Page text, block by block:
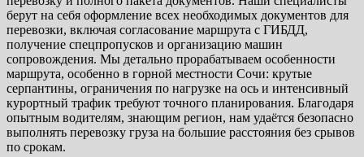
берут на себя оформление всех необходимых документов для
перевозки, включая согласование маршрута с ГИБДД,
получение спецпропусков и организацию машин
сопровождения. Мы детально прорабатываем особенности
маршрута, особенно в горной местности Сочи: крутые
серпантины, ограничения по нагрузке на ось и интенсивный
курортный трафик требуют точного планирования. Благодаря
опытным водителям, знающим регион, нам удаётся безопасно
выполнять перевозку груза на большие расстояния без срывов
по срокам.